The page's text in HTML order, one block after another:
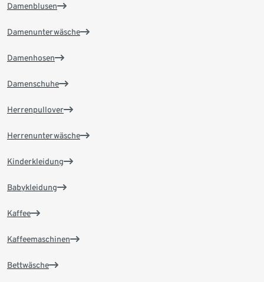
Damenblusen
Damenunterwäsche
Damenhosen
Damenschuhe
Herrenpullover
Herrenunterwäsche
Kinderkleidung
Babykleidung
Kaffee
Kaffeemaschinen
Bettwäsche